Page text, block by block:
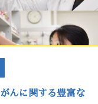
がんに関する豊富な